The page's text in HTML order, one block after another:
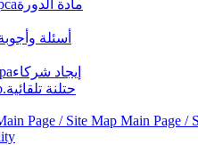
مادة الدورة
أسئلة
إيجاد شركاء
حتلنة تلقائية
Page / Site Map Main Page /